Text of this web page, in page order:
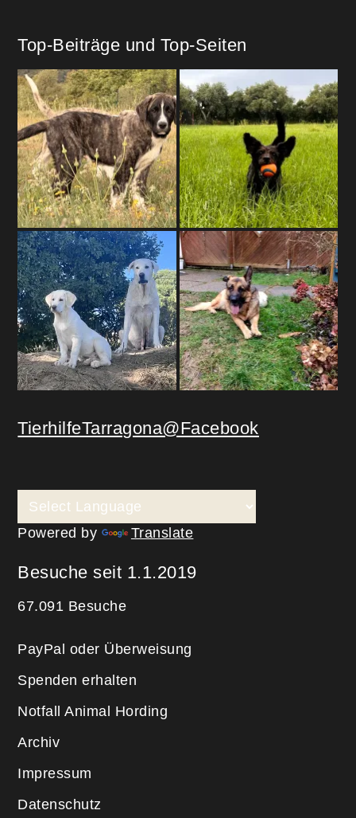
Top-Beiträge und Top-Seiten
TierhilfeTarragona@Facebook
Powered by Translate
Besuche seit 1.1.2019
67.091 Besuche
PayPal oder Überweisung
Spenden erhalten
Notfall Animal Hording
Archiv
Impressum
Datenschutz